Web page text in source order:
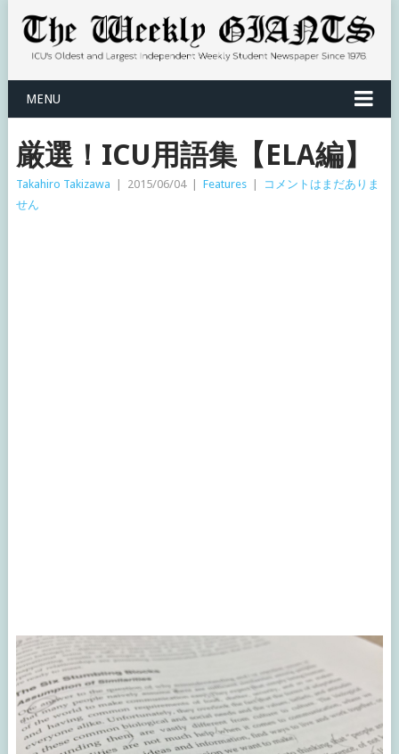
MENU
厳選！ICU用語集【ELA編】
Takahiro Takizawa 2015/06/04 Features
コメントはまだありま
せん